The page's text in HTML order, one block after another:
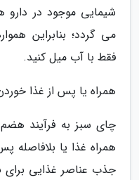
شیمایی موجود در
می گردد؛ بنابراین
فقط با آب میل کنید.
همراه یا پس از غذا
چای سبز به فرآیند هضم
همراه غذا یا بلافاصله
جذب عناصر غذایی برای